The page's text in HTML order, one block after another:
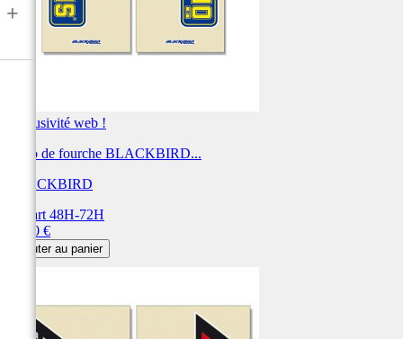
+
Exclusivité web !
Déco de fourche BLACKBIRD...
BLACKBIRD
Départ 48H-72H
27,00 €
Ajouter au panier